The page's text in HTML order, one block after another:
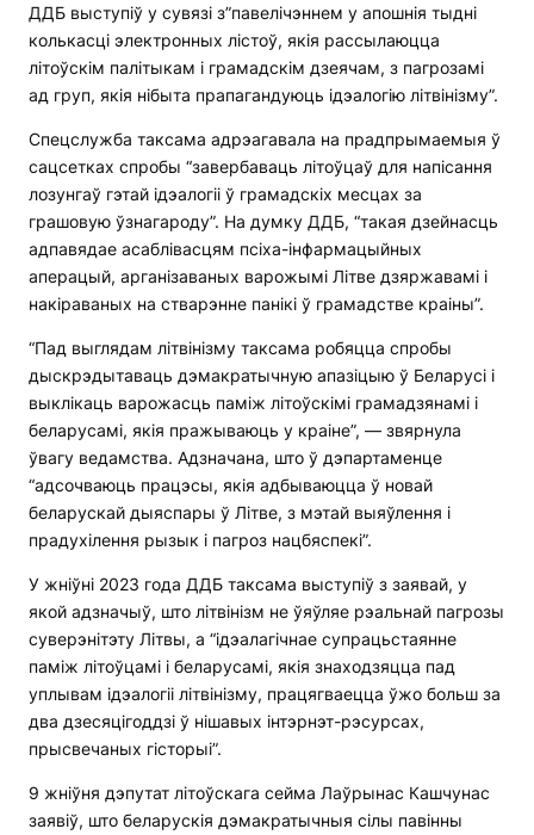
ДДБ выступіў у сувязі з”павелічэннем у апошнія тыдні
колькасці электронных лістоў, якія рассылаюцца
літоўскім палітыкам і грамадскім дзеячам, з пагрозамі
ад груп, якія нібыта прапагандуюць ідэалогію літвінізму”.
Спецслужба таксама адрэагавала на прадпрымаемыя ў
сацсетках спробы “завербаваць літоўцаў для напісання
лозунгаў гэтай ідэалогіі ў грамадскіх месцах за
грашовую ўзнагароду”. На думку ДДБ, “такая дзейнасць
адпавядае асаблівасцям псіха-інфармацыйных
аперацый, арганізаваных варожымі Літве дзяржавамі і
накіраваных на стварэнне панікі ў грамадстве краіны”.
“Пад выглядам літвінізму таксама робяцца спробы
дыскрэдытаваць дэмакратычную апазіцыю ў Беларусі і
выклікаць варожасць паміж літоўскімі грамадзянамі і
беларусамі, якія пражываюць у краіне”, — звярнула
ўвагу ведамства. Адзначана, што ў дэпартаменце
“адсочваюць працэсы, якія адбываюцца ў новай
беларускай дыяспары ў Літве, з мэтай выяўлення і
прадухілення рызык і пагроз нацбяспекі”.
У жніўні 2023 года ДДБ таксама выступіў з заявай, у
якой адзначыў, што літвінізм не ўяўляе рэальнай пагрозы
суверэнітэту Літвы, а “ідэалагічнае супрацьстаянне
паміж літоўцамі і беларусамі, якія знаходзяцца пад
уплывам ідэалогіі літвінізму, працягваецца ўжо больш за
два дзесяцігоддзі ў нішавых інтэрнэт-рэсурсах,
прысвечаных гісторыі”.
9 жніўня дэпутат літоўскага сейма Лаўрынас Кашчунас
заявіў, што беларускія дэмакратычныя сілы павінны